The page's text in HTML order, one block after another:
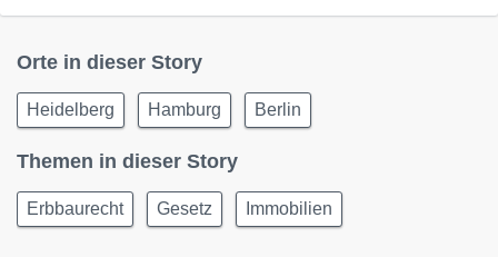
Orte in dieser Story
Heidelberg Hamburg Berlin
Themen in dieser Story
Erbbaurecht Gesetz Immobilien